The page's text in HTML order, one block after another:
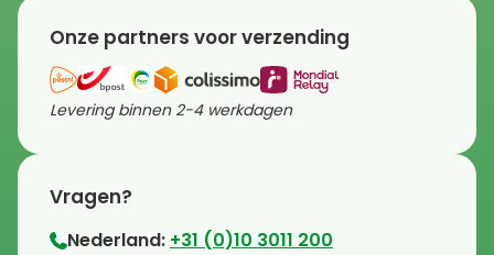
Onze partners voor verzending
Levering binnen 2-4 werkdagen
Vragen?
Nederland: +31 (0)10 3011 200